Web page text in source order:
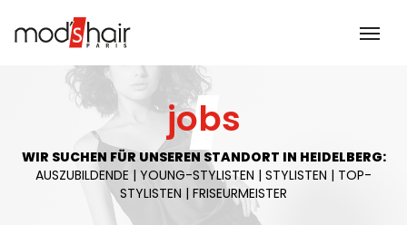
jobs
WIR SUCHEN FÜR UNSEREN STANDORT IN HEIDELBERG:
AUSZUBILDENDE | YOUNG-STYLISTEN | STYLISTEN | TOP-
STYLISTEN | FRISEURMEISTER